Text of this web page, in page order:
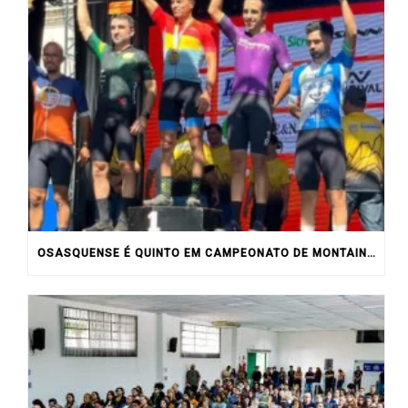
OSASQUENSE É QUINTO EM CAMPEONATO DE MONTAIN BIKE NO INTERIOR DO ESTADO